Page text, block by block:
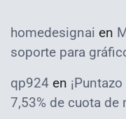
homedesignai en
soporte para
qp924 en
7,53% de cuota de